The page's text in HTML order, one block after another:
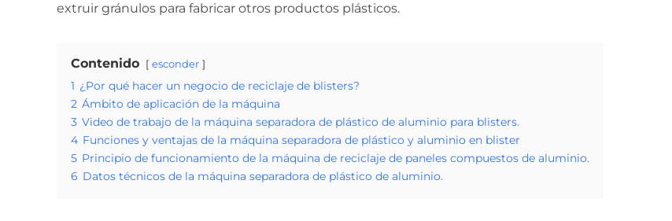
extruir gránulos para fabricar otros productos plásticos.
Contenido esconder
1 ¿Por qué hacer un negocio de reciclaje de blisters?
2 Ámbito de aplicación de la máquina
3 Video de trabajo de la máquina separadora de plástico de aluminio para blisters.
4 Funciones y ventajas de la máquina separadora de plástico y aluminio en blister
5 Principio de funcionamiento de la máquina de reciclaje de paneles compuestos de aluminio.
6 Datos técnicos de la máquina separadora de plástico de aluminio.